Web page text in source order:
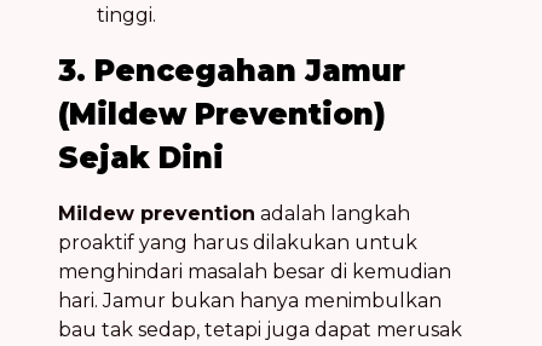
tinggi.
3. Pencegahan Jamur
(Mildew Prevention)
Sejak Dini
Mildew prevention adalah langkah
proaktif yang harus dilakukan untuk
menghindari masalah besar di kemudian
hari. Jamur bukan hanya menimbulkan
bau tak sedap, tetapi juga dapat merusak